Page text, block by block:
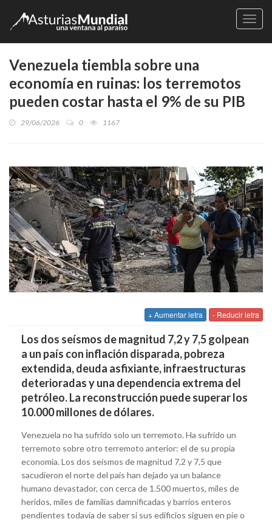
Venezuela tiembla sobre una
economía en ruinas: los terremotos
pueden costar hasta el 9% de su PIB
29/06/2026 0 1167
+ Aumentar letra - Reducir letra
Los dos seísmos de magnitud 7,2 y 7,5 golpean
a un país con inflación disparada, pobreza
extendida, deuda asfixiante, infraestructuras
deterioradas y una dependencia extrema del
petróleo. La reconstrucción puede superar los
10.000 millones de dólares.
Venezuela no ha sufrido solo un terremoto. Ha sufrido un
terremoto sobre otro terremoto anterior: el de su propia
economía. Los dos seísmos de magnitud 7,2 y 7,5 que
sacudieron el norte del país han dejado ya un balance
humano devastador, con cerca de 1.500 muertos, miles de
heridos, miles de familias damnificadas y barrios enteros
pendientes todavía de saber si sus edificios siguen en pie o